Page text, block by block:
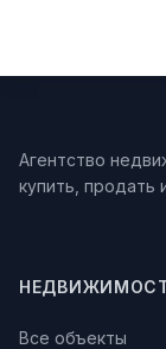
Агентство
купить, продать
Все объекты